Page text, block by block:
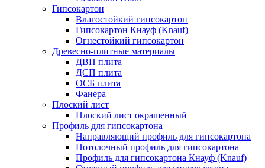
Гипсокартон
Влагостойкий гипсокартон
Гипсокартон Кнауф (Knauf)
Огнестойкий гипсокартон
Древесно-плитные материалы
ДВП плита
ДСП плита
ОСБ плита
Фанера
Плоский лист
Плоский лист окрашенный
Профиль для гипсокартона
Направляющий профиль для гипсокартона
Потолочный профиль для гипсокартона
Профиль для гипсокартона Кнауф (Knauf)